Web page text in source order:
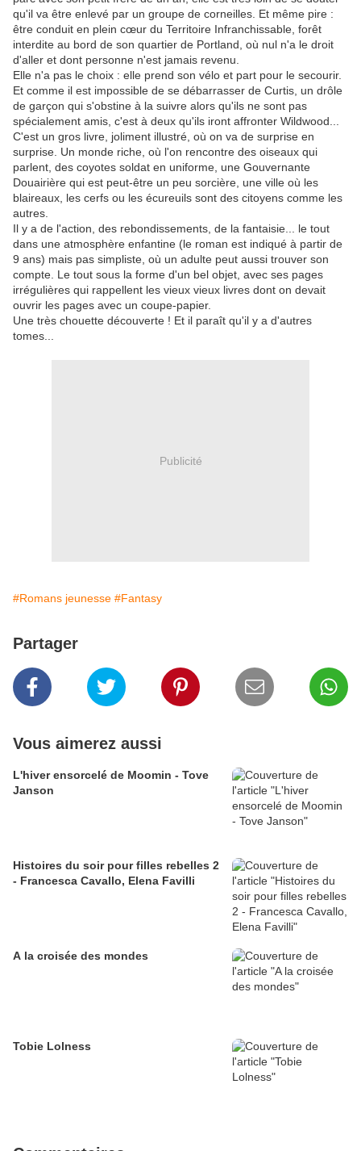
qu'il va être enlevé par un groupe de corneilles. Et même pire :
être conduit en plein cœur du Territoire Infranchissable, forêt
interdite au bord de son quartier de Portland, où nul n'a le droit
d'aller et dont personne n'est jamais revenu.
Elle n'a pas le choix : elle prend son vélo et part pour le secourir.
Et comme il est impossible de se débarrasser de Curtis, un drôle
de garçon qui s'obstine à la suivre alors qu'ils ne sont pas
spécialement amis, c'est à deux qu'ils iront affronter Wildwood...
C'est un gros livre, joliment illustré, où on va de surprise en
surprise. Un monde riche, où l'on rencontre des oiseaux qui
parlent, des coyotes soldat en uniforme, une Gouvernante
Douairière qui est peut-être un peu sorcière, une ville où les
blaireaux, les cerfs ou les écureuils sont des citoyens comme les
autres.
Il y a de l'action, des rebondissements, de la fantaisie... le tout
dans une atmosphère enfantine (le roman est indiqué à partir de
9 ans) mais pas simpliste, où un adulte peut aussi trouver son
compte. Le tout sous la forme d'un bel objet, avec ses pages
irrégulières qui rappellent les vieux vieux livres dont on devait
ouvrir les pages avec un coupe-papier.
Une très chouette découverte ! Et il paraît qu'il y a d'autres
tomes...
Publicité
#Romans jeunesse #Fantasy
Partager
Vous aimerez aussi
L'hiver ensorcelé de Moomin - Tove
Janson
Histoires du soir pour filles rebelles 2
- Francesca Cavallo, Elena Favilli
A la croisée des mondes
Tobie Lolness